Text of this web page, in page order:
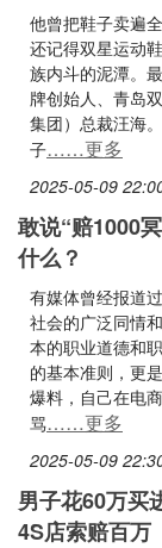
他曾把鞋子卖遍
还记得双星运动
族内斗的泥潭。
牌创始人、青岛
集团）总裁汪海
子……更多
2025-05-09
敢说“赔1000
什么？
有媒体曾经报道
社会的广泛同情
本的职业道德和
的基本准则，更
爆料，自己在电
骂……更多
2025-05-09
男子花60万买
4S店索赔百万